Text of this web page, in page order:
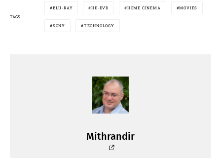
TAGS
BLU-RAY HD-DVD HOME CINEMA MOVIES
SONY TECHNOLOGY
Mithrandir